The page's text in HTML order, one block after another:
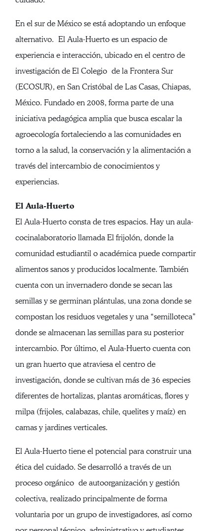
En el sur de México se está adoptando un enfoque
alternativo. El Aula-Huerto es un espacio de
experiencia e interacción, ubicado en el centro de
investigación de El Colegio de la Frontera Sur
(ECOSUR), en San Cristóbal de Las Casas, Chiapas,
México. Fundado en 2008, forma parte de una
iniciativa pedagógica amplia que busca escalar la
agroecología fortaleciendo a las comunidades en
torno a la salud, la conservación y la alimentación a
través del intercambio de conocimientos y
experiencias.
El Aula-Huerto
El Aula-Huerto consta de tres espacios. Hay un aula-
cocinalaboratorio llamada El frijolón, donde la
comunidad estudiantil o académica puede compartir
alimentos sanos y producidos localmente. También
cuenta con un invernadero donde se secan las
semillas y se germinan plántulas, una zona donde se
compostan los residuos vegetales y una “semilloteca”
donde se almacenan las semillas para su posterior
intercambio. Por último, el Aula-Huerto cuenta con
un gran huerto que atraviesa el centro de
investigación, donde se cultivan más de 36 especies
diferentes de hortalizas, plantas aromáticas, flores y
milpa (frijoles, calabazas, chile, quelites y maíz) en
camas y jardines verticales.
El Aula-Huerto tiene el potencial para construir una
ética del cuidado. Se desarrolló a través de un
proceso orgánico de autoorganización y gestión
colectiva, realizado principalmente de forma
voluntaria por un grupo de investigadores, así como